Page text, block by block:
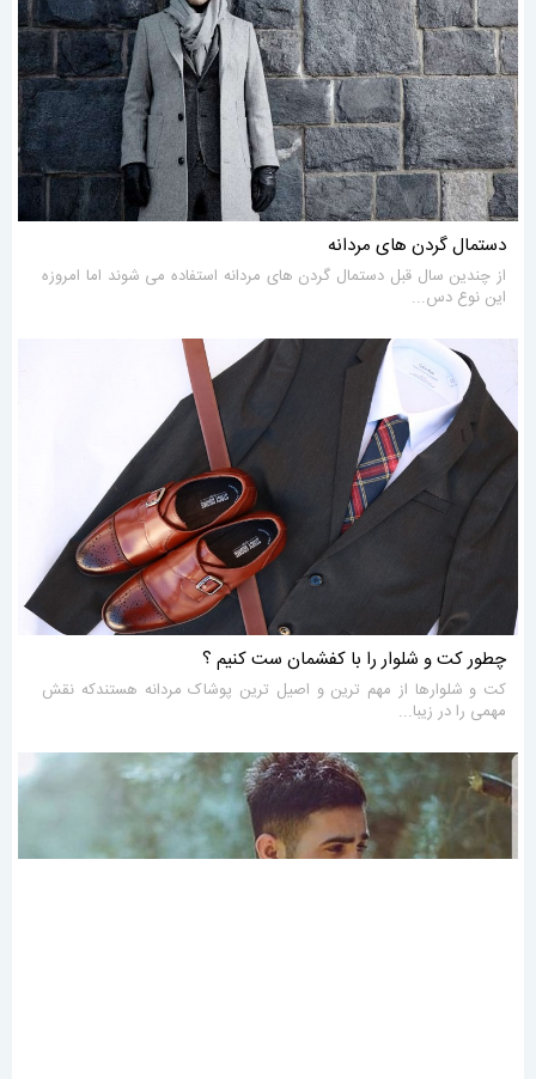
دستمال گردن های مردانه
از چندین سال قبل دستمال گردن های مردانه استفاده می شوند اما امروزه
این نوع دس...
چطور کت و شلوار را با کفشمان ست کنیم ؟
کت و شلوارها از مهم ترین و اصیل ترین پوشاک مردانه هستندکه نقش
مهمی را در زیبا...